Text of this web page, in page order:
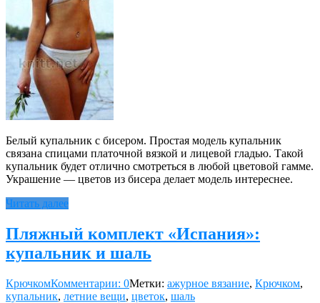
Белый купальник с бисером. Простая модель купальник
связана спицами платочной вязкой и лицевой гладью. Такой
купальник будет отлично смотреться в любой цветовой гамме.
Украшение — цветов из бисера делает модель интереснее.
Читать далее
Пляжный комплект «Испания»:
купальник и шаль
КрючкомКомментарии: 0Метки: ажурное вязание, Крючком,
купальник, летние вещи, цветок, шаль